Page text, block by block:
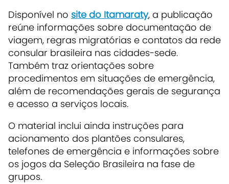
Disponível no site do Itamaraty, a publicação
reúne informações sobre documentação de
viagem, regras migratórias e contatos da rede
consular brasileira nas cidades-sede.
Também traz orientações sobre
procedimentos em situações de emergência,
além de recomendações gerais de segurança
e acesso a serviços locais.
O material inclui ainda instruções para
acionamento dos plantões consulares,
telefones de emergência e informações sobre
os jogos da Seleção Brasileira na fase de
grupos.